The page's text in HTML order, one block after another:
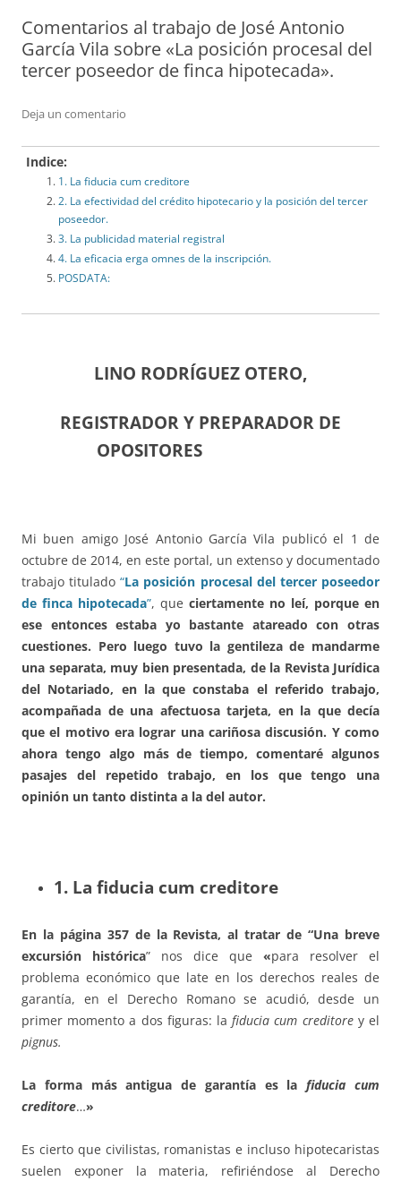
Comentarios al trabajo de José Antonio
García Vila sobre «La posición procesal del
tercer poseedor de finca hipotecada».
Deja un comentario
Indice:
1. La fiducia cum creditore
2. La efectividad del crédito hipotecario y la posición del tercer
poseedor.
3. La publicidad material registral
4. La eficacia erga omnes de la inscripción.
POSDATA:
LINO RODRÍGUEZ OTERO,
REGISTRADOR Y PREPARADOR DE
OPOSITORES
Mi buen amigo José Antonio García Vila publicó el 1 de
octubre de 2014, en este portal, un extenso y documentado
trabajo titulado“La po­sición procesal del tercer poseedor
de finca hipotecada”, que cier­ta­­mente no leí, porque en
ese entonces estaba yo bastante atareado con otras
cuestiones. Pero luego tuvo la gentileza de mandarme
una separata, muy bien presentada, de la Revista Jurídica
del Notariado, en la que consta­ba el referido trabajo,
acompañada de una afectuosa tarjeta, en la que de­cía
que el motivo era lograr una cariñosa discusión. Y como
ahora tengo algo más de tiempo, comentaré algunos
pasajes del repetido trabajo, en los que tengo una
opinión un tanto distinta a la del autor.
1. La fiducia cum creditore
En la página 357de la Revista, al tratar de “Una breve
excursión his­­tórica” nos dice que «para re­solver el
problema económico que late en los derechos reales de
garantía, en el Derecho Romano se acudió, desde un
primer momento a dos figu­ras: lafiducia cum creditorey el
pignus.
La forma más antigua de garantía es lafiducia cum
creditore…»
Es cierto que civilistas, romanistas e incluso hipotecaristas
suelen ex­po­ner la materia, refiriéndose al Derecho